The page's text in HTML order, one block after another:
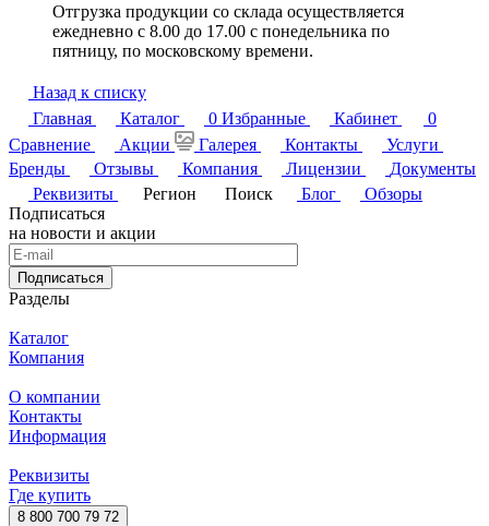
Отгрузка продукции со склада осуществляется
ежедневно с 8.00 до 17.00 с понедельника по
пятницу, по московскому времени.
Назад к списку
Главная
Каталог 0 Избранные Кабинет
0
Сравнение
Акции Галерея Контакты
Услуги
Бренды
Отзывы Компания Лицензии
Документы
Реквизиты
Регион Поиск Блог
Обзоры
Подписаться
на новости и акции
Подписаться
Разделы
Каталог
Компания
О компании
Контакты
Информация
Реквизиты
Где купить
8 800 700 79 72